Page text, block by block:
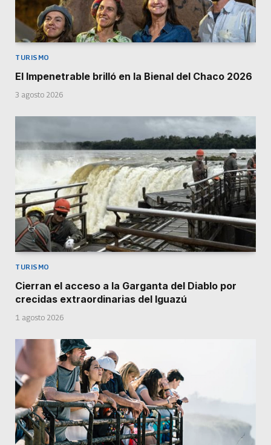
TURISMO
El Impenetrable brilló en la Bienal del Chaco 2026
3 agosto 2026
TURISMO
Cierran el acceso a la Garganta del Diablo por
crecidas extraordinarias del Iguazú
1 agosto 2026